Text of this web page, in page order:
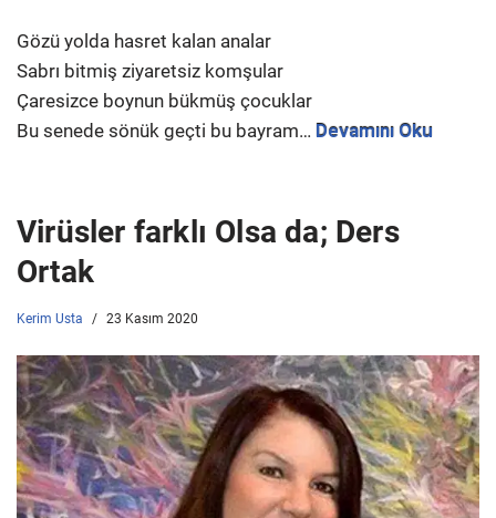
Gözü yolda hasret kalan analar
Sabrı bitmiş ziyaretsiz komşular
Çaresizce boynun bükmüş çocuklar
Bu senede sönük geçti bu bayram… Devamını Oku
Virüsler farklı Olsa da; Ders
Ortak
Kerim Usta 23 Kasım 2020